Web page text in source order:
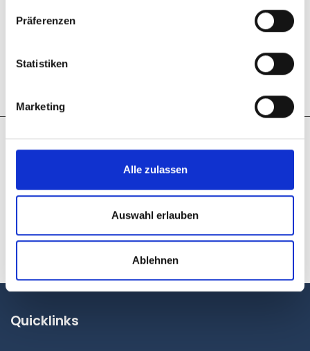
Präferenzen
Statistiken
Marketing
Alle zulassen
Auswahl erlauben
Ablehnen
Managementinstrumenten, sondern um deren
Aufgaben des Museums als Not-for-Profit-
Organisation.
Museumsmanagement
- eine Kooperation mit
dem Museumsverband
Bremen e.V.
Quicklinks